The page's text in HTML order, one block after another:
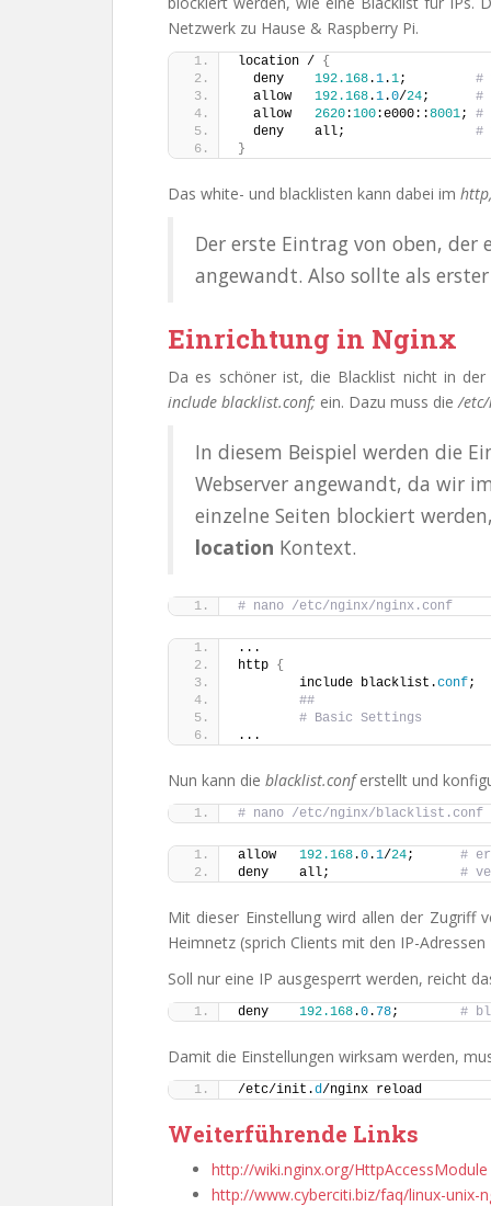
Netzwerk zu Hause & Raspberry Pi.
location / {
  deny
192.168.1.1; #
  allow
192.168.1.0/24; #
  allow
2620:100:e000::8001; #
  deny    all;
#
}
Das white- und blacklisten kann dabei im
Der erste Eintrag von oben,
angewandt. Also sollte als
Einrichtung in Nginx
Da es schöner ist, die Blacklist nicht in der
include blacklist.conf; ein. Dazu muss die/
In diesem Beispiel werden die
Webserver angewandt, da wir im
einzelne Seiten blockiert
location Kontext.
# nano /etc/nginx/nginx.conf
...
http {
        include blacklist.
conf;
##
# Basic Settings
...
Nun kann die blacklist.conferstellt und
# nano /etc/nginx/blacklist.conf
allow 192.168.0.1/24; #
deny    all; #
Mit dieser Einstellung wird allen der Zugriff
Heimnetz (sprich Clients mit den IP-Adressen
Soll nur eine IP ausgesperrt werden, reicht
deny 192.168.0. 78; #
Damit die Einstellungen wirksam werden,
/etc/init.d/nginx reload
Weiterführende Links
http://wiki.nginx.org/HttpAccessModule
http://www.cyberciti.biz/faq/linux-unix-